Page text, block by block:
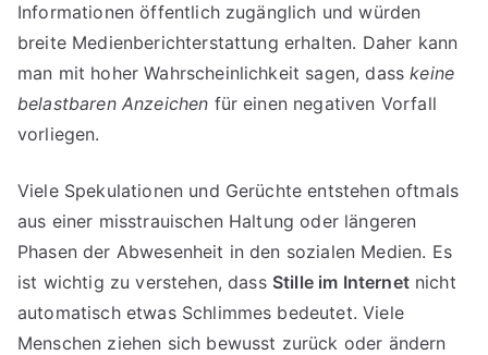
Informationen öffentlich zugänglich und würden
breite Medienberichterstattung erhalten. Daher kann
man mit hoher Wahrscheinlichkeit sagen, dasskeine
belastbaren Anzeichen für einen negativen Vorfall
vorliegen.
Viele Spekulationen und Gerüchte entstehen oftmals
aus einer misstrauischen Haltung oder längeren
Phasen der Abwesenheit in den sozialen Medien. Es
ist wichtig zu verstehen, dass Stille im Internetnicht
automatisch etwas Schlimmes bedeutet. Viele
Menschen ziehen sich bewusst zurück oder ändern